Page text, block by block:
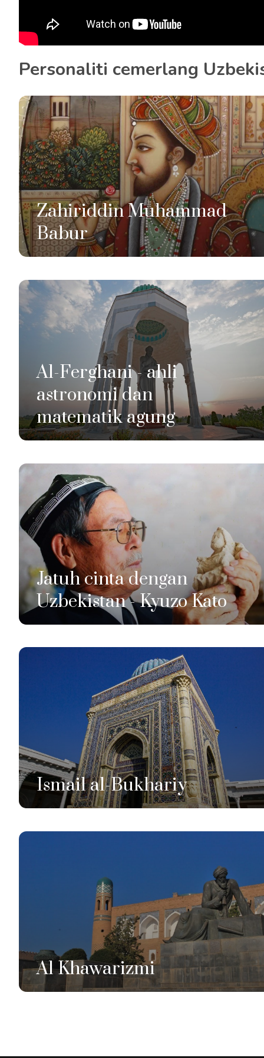
Personaliti cemerlang
Zahiriddin Muhammad
Babur
Al-Ferghani - ahli
astronomi dan
matematik agung
Jatuh cinta dengan
Uzbekistan - Kyuzo Kato
Ismail al-Bukhariy
Al Khawarizmi